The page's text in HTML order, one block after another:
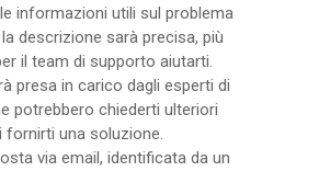
informazioni utili sul problema
descrizione sarà precisa, più
il team di supporto aiutarti.
presa in carico dagli esperti di
potrebbero chiederti ulteriori
fornirti una soluzione.
via email, identificata da un